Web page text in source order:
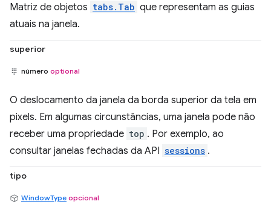
Matriz de objetos tabs.Tab que representam as guias
atuais na janela.
superior
número optional
O deslocamento da janela da borda superior da tela em
pixels. Em algumas circunstâncias, uma janela pode não
receber uma propriedade top . Por exemplo, ao
consultar janelas fechadas da API sessions .
tipo
WindowType opcional